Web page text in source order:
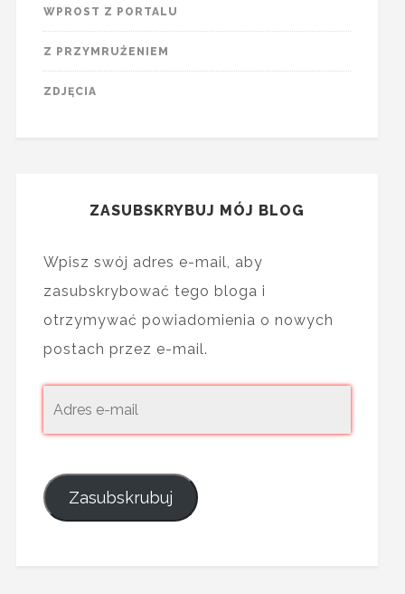
WPROST Z PORTALU
Z PRZYMRUŻENIEM
ZDJĘCIA
ZASUBSKRYBUJ MÓJ BLOG
Wpisz swój adres e-mail, aby
zasubskrybować tego bloga i
otrzymywać powiadomienia o nowych
postach przez e-mail.
Zasubskrubuj